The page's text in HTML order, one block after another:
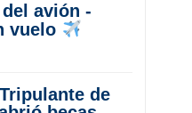
avión -
vuelo
de